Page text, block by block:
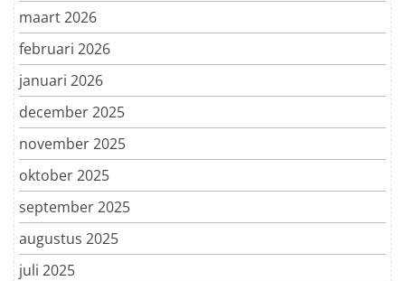
maart 2026
februari 2026
januari 2026
december 2025
november 2025
oktober 2025
september 2025
augustus 2025
juli 2025